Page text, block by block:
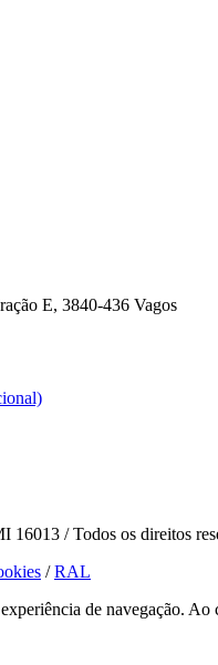
E, 3840-436 Vagos
16013 / Todos os direitos
/RAL
de navegação.